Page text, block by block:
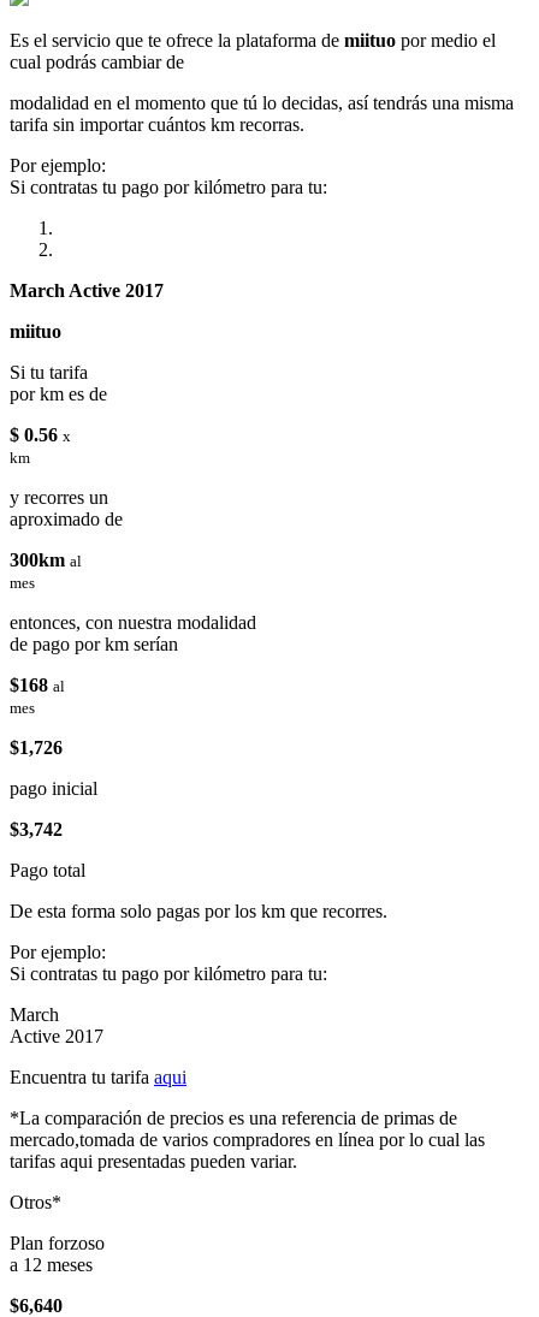
Es el servicio que te ofrece la plataforma de miituo por medio el
cual podrás cambiar de
modalidad en el momento que tú lo decidas, así tendrás una misma
tarifa sin importar cuántos km recorras.
Por ejemplo:
Si contratas tu pago por kilómetro para tu:
March Active 2017
miituo
Si tu tarifa
por km es de
$ 0.56 x
km
y recorres un
aproximado de
300km al
mes
entonces, con nuestra modalidad
de pago por km serían
$168 al
mes
$1,726
pago inicial
$3,742
Pago total
De esta forma solo pagas por los km que recorres.
Por ejemplo:
Si contratas tu pago por kilómetro para tu:
March
Active 2017
Encuentra tu tarifa aqui
*La comparación de precios es una referencia de primas de
mercado,tomada de varios compradores en línea por lo cual las
tarifas aqui presentadas pueden variar.
Otros*
Plan forzoso
a 12 meses
$6,640